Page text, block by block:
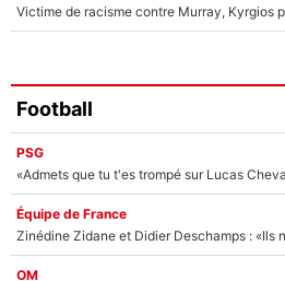
Football
PSG
Équipe de France
OM